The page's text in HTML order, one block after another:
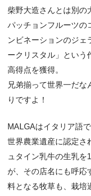
柴野大造さんとは別の
パッチョンフルーツの
ンビネーションのジェ
ークリスタル」という
高得点を獲得。
兄弟揃って世界一だな
りですよ！
MALGAはイタリア語
世界農業遺産に認定さ
ュタイン乳牛の生乳
が、その店名にも呼応
料となる牧草も、栽培